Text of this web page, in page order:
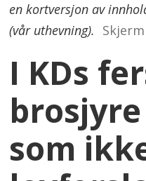
en kortversjon av
(vår uthevning).
I KDs
som